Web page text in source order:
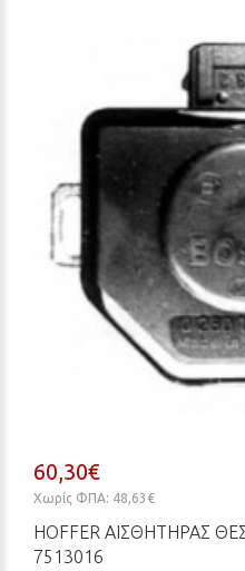
60,30€
Χωρίς ΦΠΑ: 48,63€
HOFFER ΑΙΣΘΗΤΉΡΑΣ
7513016